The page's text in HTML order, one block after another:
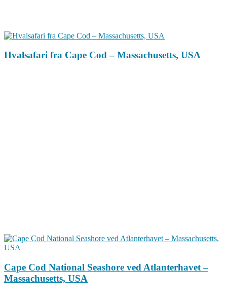
Hvalsafari fra Cape Cod – Massachusetts, USA
Cape Cod National Seashore ved Atlanterhavet –
Massachusetts, USA